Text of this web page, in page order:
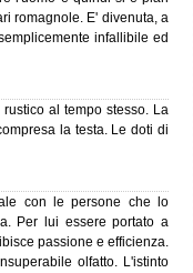
romagnole. E' divenuta, a
infallibile ed
al tempo stesso. La
la testa. Le doti di
con le persone che lo
Per lui essere portato a
passione e efficienza.
olfatto. L'istinto